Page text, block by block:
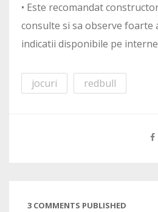
• Este recomandat
consulte si sa observe foarte
indicatii disponibile pe
jocuri redbull
3 COMMENTS PUBLISHED